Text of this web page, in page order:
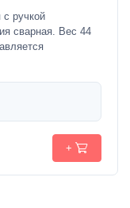
ручкой
сварная. Вес 44
+